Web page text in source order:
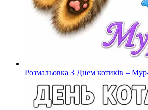
Розмальовка З Днем котиків –